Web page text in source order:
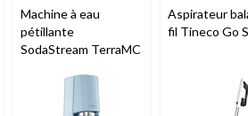
Machine à eau
pétillante
SodaStream TerraMC
Aspirateur
fil Tineco Go